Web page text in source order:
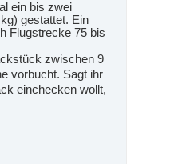
ein bis zwei
gestattet. Ein
Flugstrecke 75 bis
zwischen 9
vorbucht. Sagt ihr
einchecken wollt,